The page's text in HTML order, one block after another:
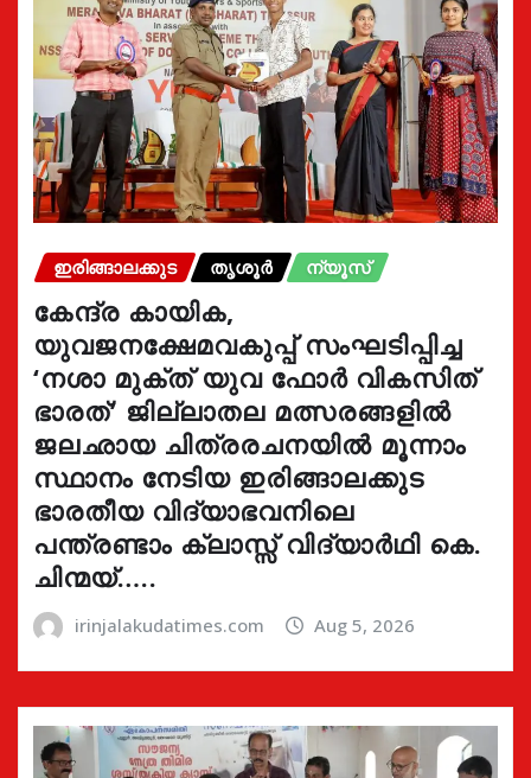
ഇരിങ്ങാലക്കുട തൃശൂർ ന്യൂസ്
കേന്ദ്ര കായിക,
യുവജനക്ഷേമവകുപ്പ് സംഘടിപ്പിച്ച
‘നശാ മുക്ത് യുവ ഫോർ വികസിത്
ഭാരത്’ ജില്ലാതല മത്സരങ്ങളിൽ
ജലഛായ ചിത്രരചനയിൽ മൂന്നാം
സ്ഥാനം നേടിയ ഇരിങ്ങാലക്കുട
ഭാരതീയ വിദ്യാഭവനിലെ
പന്ത്രണ്ടാം ക്ലാസ്സ് വിദ്യാർഥി കെ.
ചിന്മയ്…..
irinjalakudatimes.com Aug 5, 2026